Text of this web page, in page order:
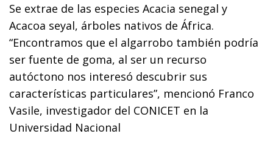
Se extrae de las especies Acacia senegal y
Acacoa seyal, árboles nativos de África.
“Encontramos que el algarrobo también podría
ser fuente de goma, al ser un recurso
autóctono nos interesó descubrir sus
características particulares”, mencionó Franco
Vasile, investigador del CONICET en la
Universidad Nacional